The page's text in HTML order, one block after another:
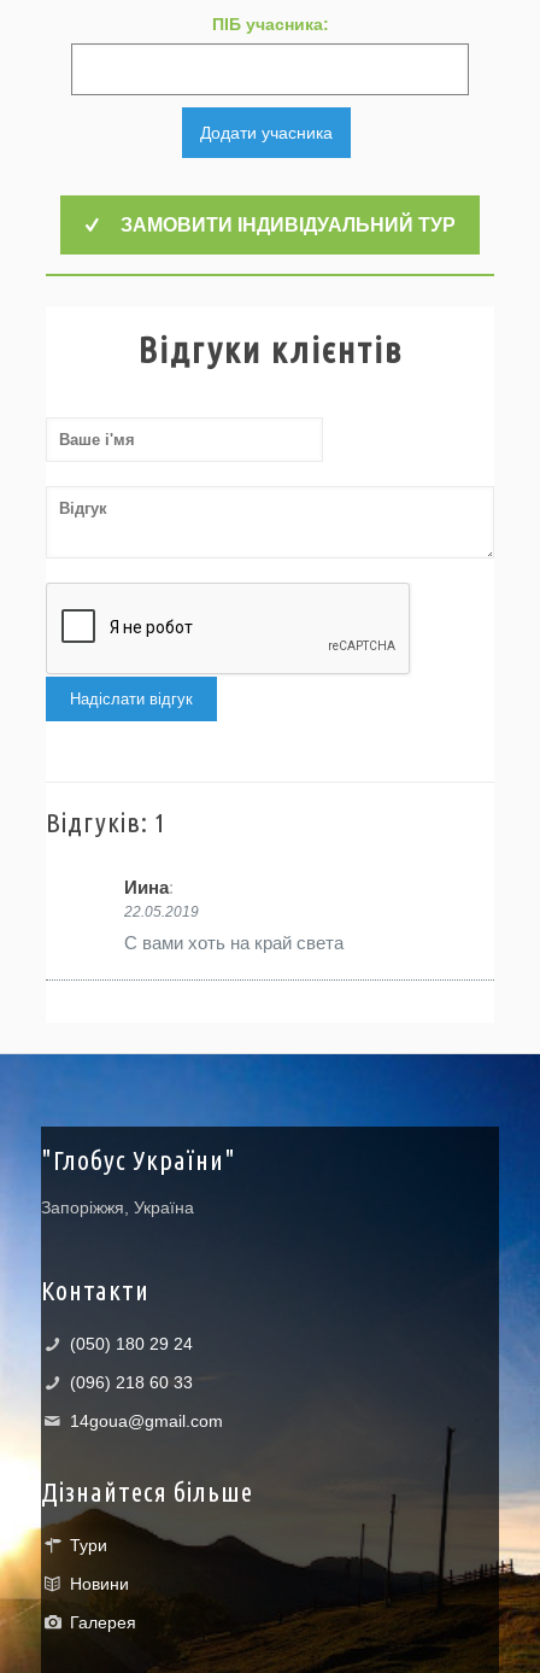
ПІБ учасника:
Додати учасника
ЗАМОВИТИ ІНДИВІДУАЛЬНИЙ ТУР
Відгуки клієнтів
Надіслати відгук
Відгуків: 1
Иина:
22.05.2019
С вами хоть на край света
"Глобус України"
Запоріжжя, Україна
Контакти
(050) 180 29 24
(096) 218 60 33
14goua@gmail.com
Дізнайтеся більше
Тури
Новини
Галерея